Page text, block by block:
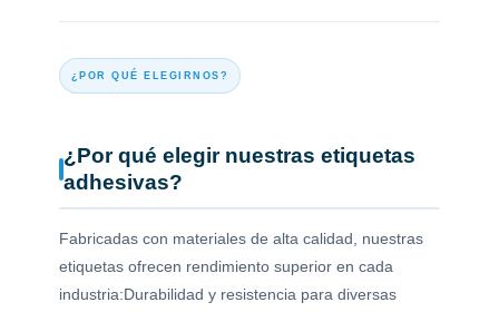
¿POR QUÉ ELEGIRNOS?
¿Por qué elegir nuestras etiquetas
adhesivas?
Fabricadas con materiales de alta calidad, nuestras
etiquetas ofrecen rendimiento superior en cada
industria:Durabilidad y resistencia para diversas